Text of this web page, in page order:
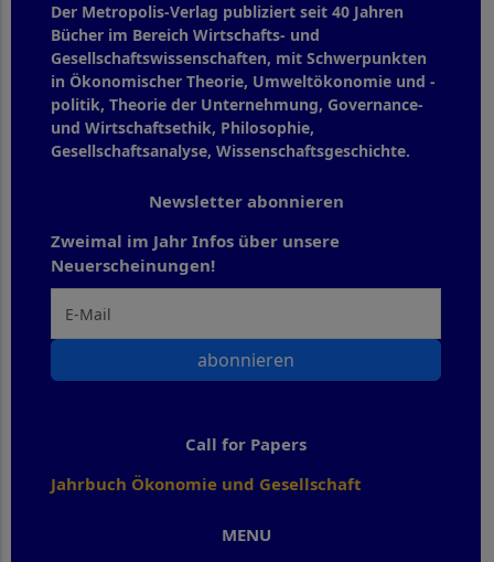
Der Metropolis-Verlag publiziert seit 40 Jahren
Bücher im Bereich Wirtschafts- und
Gesellschaftswissenschaften, mit Schwerpunkten
in Ökonomischer Theorie, Umweltökonomie und -
politik, Theorie der Unternehmung, Governance-
und Wirtschaftsethik, Philosophie,
Gesellschaftsanalyse, Wissenschaftsgeschichte.
MENU
Newsletter abonnieren
Zweimal im Jahr Infos über unsere
Neuerscheinungen!
abonnieren
Call for Papers
Jahrbuch Ökonomie und Gesellschaft